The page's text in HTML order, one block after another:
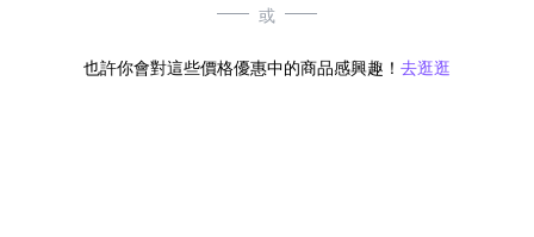
或
也許你會對這些價格優惠中的商品感興趣！ 去逛逛